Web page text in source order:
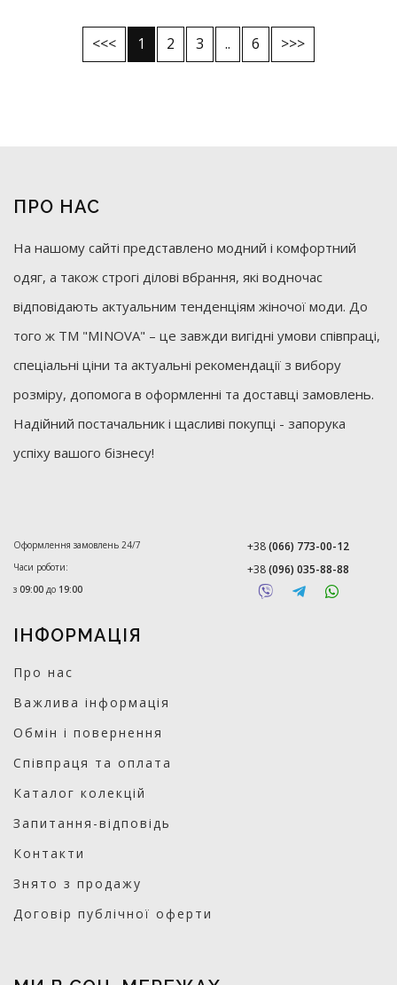
<<< 1 2 3 .. 6 >>>
ПРО НАС
На нашому сайті представлено модний і комфортний
одяг, а також строгі ділові вбрання, які водночас
відповідають актуальним тенденціям жіночої моди. До
того ж ТМ "MINOVA" – це завжди вигідні умови співпраці,
спеціальні ціни та актуальні рекомендації з вибору
розміру, допомога в оформленні та доставці замовлень.
Надійний постачальник і щасливі покупці - запорука
успіху вашого бізнесу!
Оформлення замовлень 24/7
Часи роботи:
з 09:00 до 19:00
+38(066) 773-00-12
+38(096) 035-88-88
ІНФОРМАЦІЯ
Про нас
Важлива інформація
Обмін і повернення
Співпраця та оплата
Каталог колекцій
Запитання-відповідь
Контакти
Знято з продажу
Договір публічної оферти